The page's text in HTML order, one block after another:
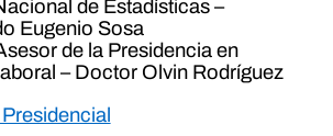
de Estadísticas –
Eugenio Sosa
de la Presidencia en
– Doctor Olvin Rodríguez